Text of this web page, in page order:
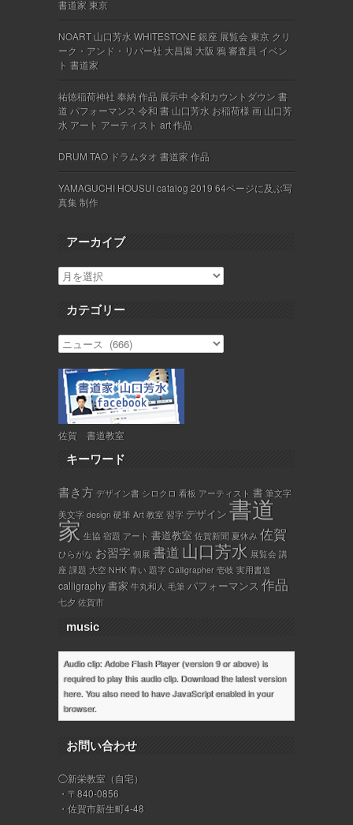
書道家 東京
NOART 山口芳水 WHITESTONE 銀座 展覧会 東京 クリ
ーク・アンド・リバー社 大昌園 大阪 鴉 審査員 イベン
ト 書道家
祐徳稲荷神社 奉納 作品 展示中 令和カウントダウン 書
道 パフォーマンス 令和 書 山口芳水 お稲荷様 画 山口芳
水 アート アーティスト art 作品
DRUM TAO ドラムタオ 書道家 作品
YAMAGUCHI HOUSUI catalog 2019 64ページに及ぶ写
真集 制作
アーカイブ
カテゴリー
佐賀 書道教室
キーワード
書き方 デザイン書 シロクロ 看板 アーティスト 書 筆文字
美文字 design 硬筆 Art 教室 習字 デザイン書道
家 生協 宿題 アート 書道教室 佐賀新聞 夏休み 佐賀
ひらがな お習字 個展 書道 山口芳水 展覧会 講
座 課題 大空 NHK 青い 題字 Calligrapher 壱岐 実用書道
calligraphy書家 牛丸和人 毛筆 パフォーマンス 作品
七夕 佐賀市
music
Audio clip: Adobe Flash Player (version 9 or above) is
required to play this audio clip. Download the latest version
here. You also need to have JavaScript enabled in your
browser.
お問い合わせ
◯新栄教室（自宅）
・〒840-0856
・佐賀市新生町4-48